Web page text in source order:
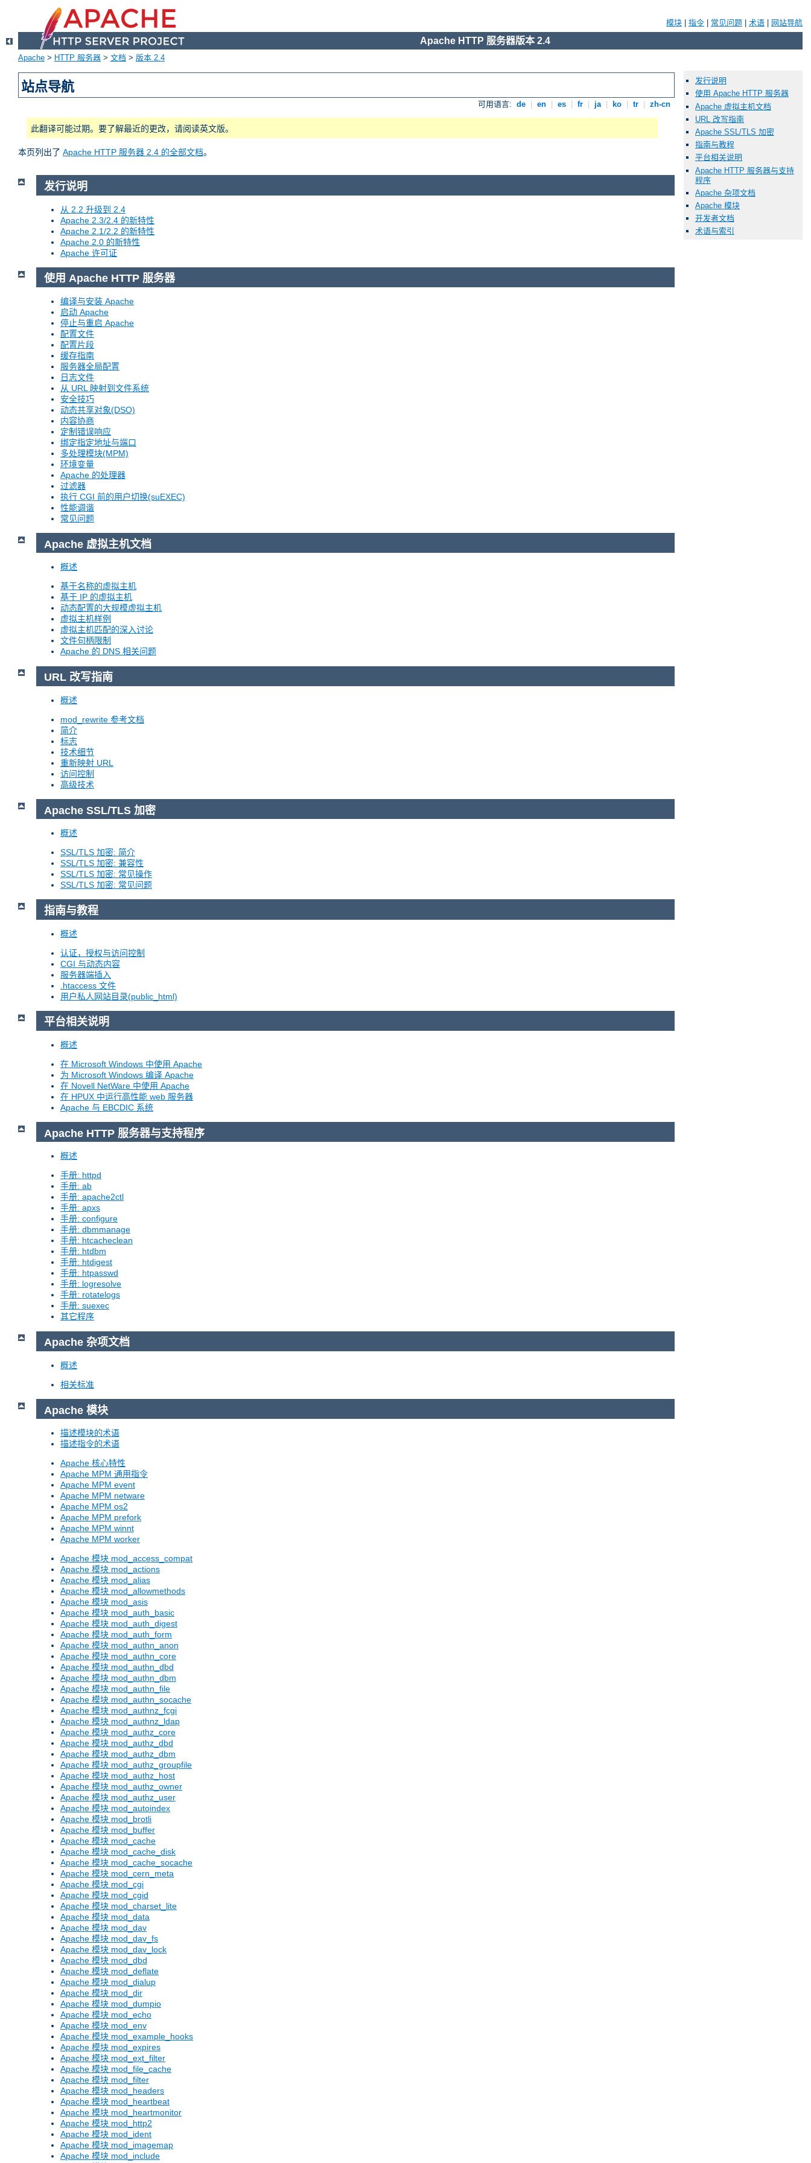
模块 指令 常见问题 术语 网站导航
Apache HTTP 服务器版本 2.4
Apache > HTTP 服务器 > 文档 > 版本 2.4
站点导航
可用语言: de en es fr ja ko tr zh-cn
此翻译可能过期。要了解最近的更改，请阅读英文版。
本页列出了 Apache HTTP 服务器 2.4 的全部文档。
发行说明
使用 Apache HTTP 服务器
Apache 虚拟主机文档
URL 改写指南
Apache SSL/TLS 加密
指南与教程
平台相关说明
Apache HTTP 服务器与支持
程序
Apache 杂项文档
Apache 模块
开发者文档
术语与索引
发行说明
从 2.2 升级到 2.4
Apache 2.3/2.4 的新特性
Apache 2.1/2.2 的新特性
Apache 2.0 的新特性
Apache 许可证
使用 Apache HTTP 服务器
编译与安装 Apache
启动 Apache
停止与重启 Apache
配置文件
配置片段
缓存指南
服务器全局配置
日志文件
从 URL 映射到文件系统
安全技巧
动态共享对象(DSO)
内容协商
定制错误响应
绑定指定地址与端口
多处理模块(MPM)
环境变量
Apache 的处理器
过滤器
执行 CGI 前的用户切换(suEXEC)
性能调谐
常见问题
Apache 虚拟主机文档
概述
基于名称的虚拟主机
基于 IP 的虚拟主机
动态配置的大规模虚拟主机
虚拟主机样例
虚拟主机匹配的深入讨论
文件句柄限制
Apache 的 DNS 相关问题
URL 改写指南
概述
mod_rewrite 参考文档
简介
标志
技术细节
重新映射 URL
访问控制
高级技术
Apache SSL/TLS 加密
概述
SSL/TLS 加密: 简介
SSL/TLS 加密: 兼容性
SSL/TLS 加密: 常见操作
SSL/TLS 加密: 常见问题
指南与教程
概述
认证，授权与访问控制
CGI 与动态内容
服务器端插入
.htaccess 文件
用户私人网站目录(public_html)
平台相关说明
概述
在 Microsoft Windows 中使用 Apache
为 Microsoft Windows 编译 Apache
在 Novell NetWare 中使用 Apache
在 HPUX 中运行高性能 web 服务器
Apache 与 EBCDIC 系统
Apache HTTP 服务器与支持程序
概述
手册: httpd
手册: ab
手册: apache2ctl
手册: apxs
手册: configure
手册: dbmmanage
手册: htcacheclean
手册: htdbm
手册: htdigest
手册: htpasswd
手册: logresolve
手册: rotatelogs
手册: suexec
其它程序
Apache 杂项文档
概述
相关标准
Apache 模块
描述模块的术语
描述指令的术语
Apache 核心特性
Apache MPM 通用指令
Apache MPM event
Apache MPM netware
Apache MPM os2
Apache MPM prefork
Apache MPM winnt
Apache MPM worker
Apache 模块 mod_access_compat
Apache 模块 mod_actions
Apache 模块 mod_alias
Apache 模块 mod_allowmethods
Apache 模块 mod_asis
Apache 模块 mod_auth_basic
Apache 模块 mod_auth_digest
Apache 模块 mod_auth_form
Apache 模块 mod_authn_anon
Apache 模块 mod_authn_core
Apache 模块 mod_authn_dbd
Apache 模块 mod_authn_dbm
Apache 模块 mod_authn_file
Apache 模块 mod_authn_socache
Apache 模块 mod_authnz_fcgi
Apache 模块 mod_authnz_ldap
Apache 模块 mod_authz_core
Apache 模块 mod_authz_dbd
Apache 模块 mod_authz_dbm
Apache 模块 mod_authz_groupfile
Apache 模块 mod_authz_host
Apache 模块 mod_authz_owner
Apache 模块 mod_authz_user
Apache 模块 mod_autoindex
Apache 模块 mod_brotli
Apache 模块 mod_buffer
Apache 模块 mod_cache
Apache 模块 mod_cache_disk
Apache 模块 mod_cache_socache
Apache 模块 mod_cern_meta
Apache 模块 mod_cgi
Apache 模块 mod_cgid
Apache 模块 mod_charset_lite
Apache 模块 mod_data
Apache 模块 mod_dav
Apache 模块 mod_dav_fs
Apache 模块 mod_dav_lock
Apache 模块 mod_dbd
Apache 模块 mod_deflate
Apache 模块 mod_dialup
Apache 模块 mod_dir
Apache 模块 mod_dumpio
Apache 模块 mod_echo
Apache 模块 mod_env
Apache 模块 mod_example_hooks
Apache 模块 mod_expires
Apache 模块 mod_ext_filter
Apache 模块 mod_file_cache
Apache 模块 mod_filter
Apache 模块 mod_headers
Apache 模块 mod_heartbeat
Apache 模块 mod_heartmonitor
Apache 模块 mod_http2
Apache 模块 mod_ident
Apache 模块 mod_imagemap
Apache 模块 mod_include